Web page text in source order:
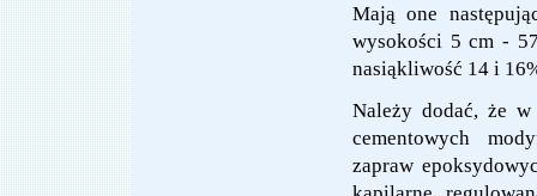
Mają one
wysokości 5 cm -
nasiąkliwość 14 i
Należy dodać, że
cementowych
zapraw